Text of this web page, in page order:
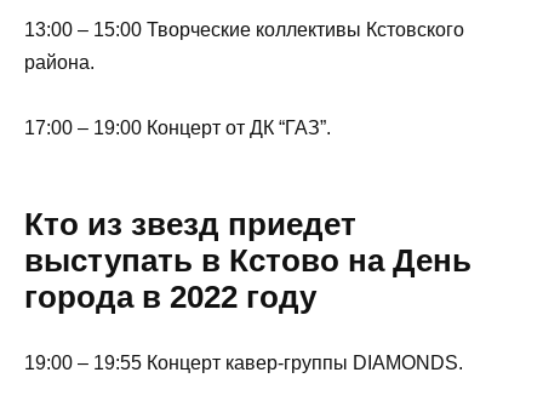
13:00 – 15:00 Творческие коллективы Кстовского
района.
17:00 – 19:00 Концерт от ДК “ГАЗ”.
Кто из звезд приедет
выступать в Кстово на День
города в 2022 году
19:00 – 19:55 Концерт кавер-группы DIAMONDS.